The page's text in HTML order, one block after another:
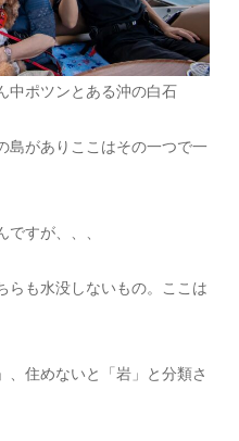
中ポツンとある沖の白石
島がありここはその一つで一
すが、、、
らも水没しないもの。ここは
、住めないと「岩」と分類さ